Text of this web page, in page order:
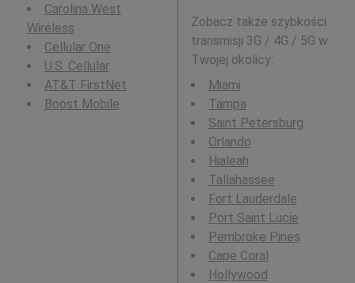
Carolina West
Wireless
Cellular One
U.S. Cellular
AT&T FirstNet
Boost Mobile
Zobacz także szybkości
transmisji 3G / 4G / 5G w
Twojej okolicy:
Miami
Tampa
Saint Petersburg
Orlando
Hialeah
Tallahassee
Fort Lauderdale
Port Saint Lucie
Pembroke Pines
Cape Coral
Hollywood